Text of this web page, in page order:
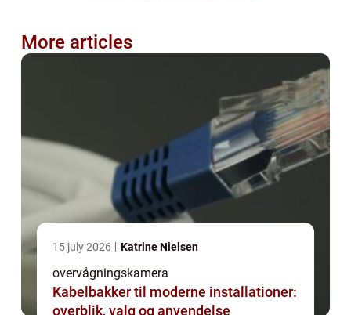
More articles
15 july 2026 Katrine Nielsen
overvågningskamera
Kabelbakker til moderne installationer:
overblik, valg og anvendelse